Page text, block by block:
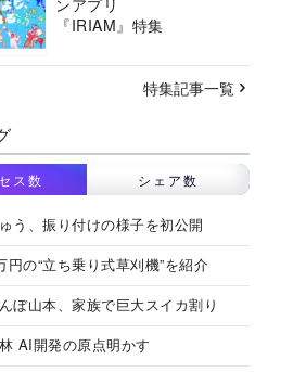
『IRIAM』特集
特集記事一覧
ス数 シェア数
う、振り付けの様子を初公開
円の“立ち乗り式草刈機”を紹介
ぼ山本、家族で巨大スイカ割り
AI開発の原点明かす